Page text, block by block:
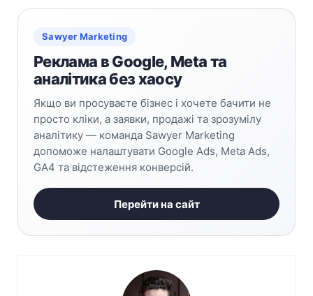
Sawyer Marketing
Реклама в Google, Meta та
аналітика без хаосу
Якщо ви просуваєте бізнес і хочете бачити не
просто кліки, а заявки, продажі та зрозумілу
аналітику — команда Sawyer Marketing
допоможе налаштувати Google Ads, Meta Ads,
GA4 та відстеження конверсій.
Перейти на сайт